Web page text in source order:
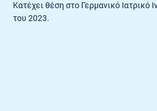
Κατέχει θέση στο Γερμανικό Ιατρικό
του 2023.